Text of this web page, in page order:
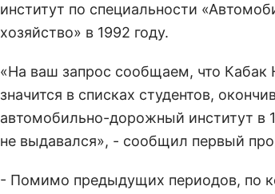
институт по специальности
хозяйство» в 1992 году.
«На ваш запрос сообщаем, что Кабак
значится в списках студентов,
автомобильно-дорожный институт в
не выдавался», - сообщил первый
- Помимо предыдущих периодов, по